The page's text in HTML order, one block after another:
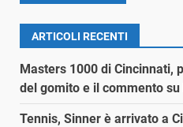
ARTICOLI RECENTI
Masters 1000 di Cincinnati,
del gomito e il commento su
Tennis, Sinner è arrivato a